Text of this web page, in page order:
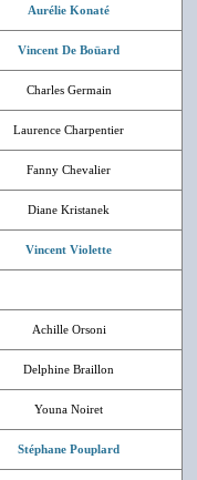
Aurélie Konaté
Vincent De Boüard
Charles Germain
Laurence Charpentier
Fanny Chevalier
Diane Kristanek
Vincent Violette
Achille Orsoni
Delphine Braillon
Youna Noiret
Stéphane Pouplard